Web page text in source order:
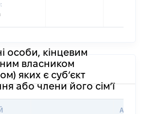
особи, кінцевим
власником
яких є суб’єкт
або члени його сім’ї